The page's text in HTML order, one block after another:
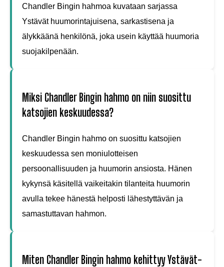
Chandler Bingin hahmoa kuvataan sarjassa
Ystävät huumorintajuisena, sarkastisena ja
älykkäänä henkilönä, joka usein käyttää huumoria
suojakilpenään.
Miksi Chandler Bingin hahmo on niin suosittu
katsojien keskuudessa?
Chandler Bingin hahmo on suosittu katsojien
keskuudessa sen moniulotteisen
persoonallisuuden ja huumorin ansiosta. Hänen
kykynsä käsitellä vaikeitakin tilanteita huumorin
avulla tekee hänestä helposti lähestyttävän ja
samastuttavan hahmon.
Miten Chandler Bingin hahmo kehittyy Ystävät-